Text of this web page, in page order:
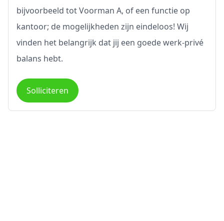
bijvoorbeeld tot Voorman A, of een functie op
kantoor; de mogelijkheden zijn eindeloos! Wij
vinden het belangrijk dat jij een goede werk-privé
balans hebt.
Solliciteren